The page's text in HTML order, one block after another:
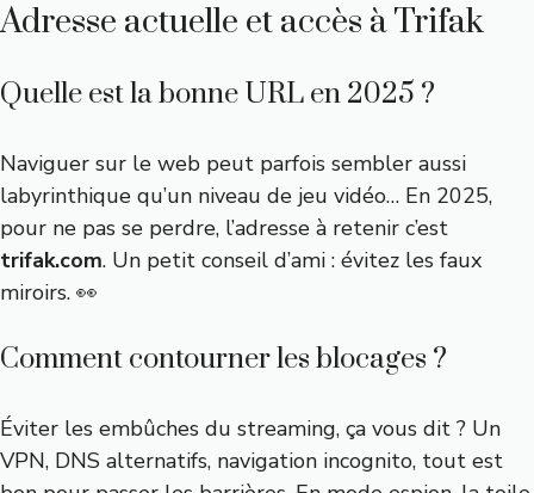
Adresse actuelle et accès à Trifak
Quelle est la bonne URL en 2025 ?
Naviguer sur le web peut parfois sembler aussi
labyrinthique qu’un niveau de jeu vidéo… En 2025,
pour ne pas se perdre, l’adresse à retenir c’est
trifak.com. Un petit conseil d’ami : évitez les faux
miroirs. 👀
Comment contourner les blocages ?
Éviter les embûches du streaming, ça vous dit ? Un
VPN, DNS alternatifs, navigation incognito, tout est